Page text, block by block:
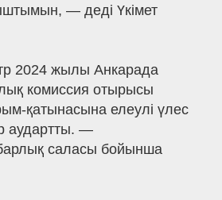
— деді Үкімет
2024 жылы Анкарада
комиссия отырысы
қатынасына елеулі үлес
аудартты. —
саласы бойынша